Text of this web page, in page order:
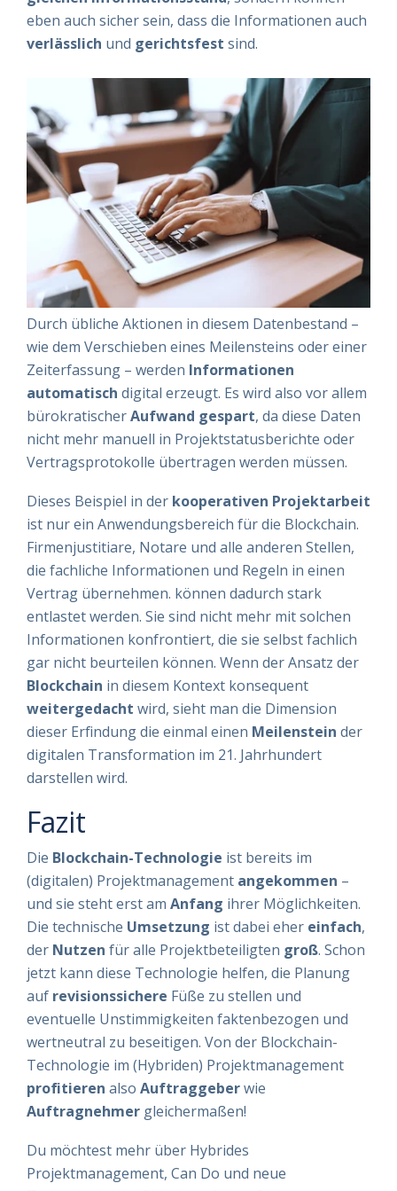
eben auch sicher sein, dass die Informationen auch
verlässlich und gerichtsfest sind.
Durch übliche Aktionen in diesem Datenbestand –
wie dem Verschieben eines Meilensteins oder einer
Zeiterfassung – werden Informationen
automatisch digital erzeugt. Es wird also vor allem
bürokratischerAufwand gespart, da diese Daten
nicht mehr manuell in Projektstatusberichte oder
Vertragsprotokolle übertragen werden müssen.
Dieses Beispiel in der kooperativen Projektarbeit
ist nur ein Anwendungsbereich für die Blockchain.
Firmenjustitiare, Notare und alle anderen Stellen,
die fachliche Informationen und Regeln in einen
Vertrag übernehmen. können dadurch stark
entlastet werden. Sie sind nicht mehr mit solchen
Informationen konfrontiert, die sie selbst fachlich
gar nicht beurteilen können. Wenn der Ansatz der
Blockchain in diesem Kontext konsequent
weitergedacht wird, sieht man die Dimension
dieser Erfindung die einmal einen Meilenstein der
digitalen Transformation im 21. Jahrhundert
darstellen wird.
Fazit
Die Blockchain-Technologie ist bereits im
(digitalen) Projektmanagement angekommen –
und sie steht erst am Anfang ihrer Möglichkeiten.
Die technische Umsetzung ist dabei eher einfach,
der Nutzen für alle Projektbeteiligten groß. Schon
jetzt kann diese Technologie helfen, die Planung
auf revisionssichere Füße zu stellen und
eventuelle Unstimmigkeiten faktenbezogen und
wertneutral zu beseitigen. Von der Blockchain-
Technologie im (Hybriden) Projektmanagement
profitieren also Auftraggeberwie
Auftragnehmer gleichermaßen!
Du möchtest mehr über Hybrides
Projektmanagement, Can Do und neue